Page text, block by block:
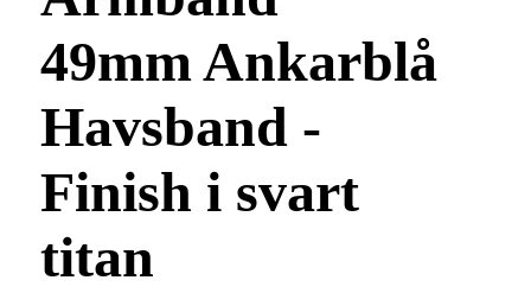
49mm Ankarblå
Havsband -
Finish i svart
titan